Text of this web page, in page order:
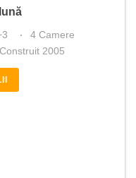
4 Camere
Construit 2005